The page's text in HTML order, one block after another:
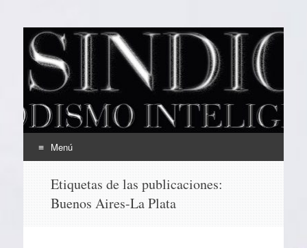
EL SINDICAL
Periodismo Inteligente
Menú
contenido
Etiquetas de las publicaciones:
Buenos Aires-La Plata